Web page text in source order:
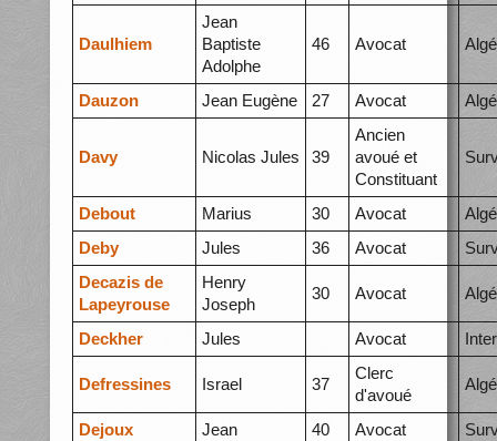
Daulhiem
Jean
Baptiste
Adolphe
46 Avocat
Dauzon Jean Eugène 27 Avocat
Davy Nicolas Jules 39
Ancien
avoué et
Constituant
Debout Marius 30 Avocat
Deby
Jules 36 Avocat
Decazis de
Lapeyrouse
Henry
Joseph
30 Avocat
Deckher Jules Avocat
Defressines Israel 37
Clerc
d'avoué
Dejoux Jean 40 Avocat